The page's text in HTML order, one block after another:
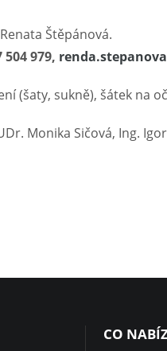
Štěpánová.
979,
(šaty, sukně), šátek na
Monika Sičová, Ing.
CO